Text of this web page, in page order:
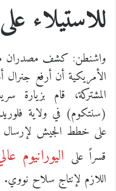
للاستيلاء
واشنطن: كشف مصدران
الأمريكية أن أرفع
المشتركة، قام بزيارة
(سنتكوم) في ولاية
على خطط الجيش لإرسال
قسراً على اليورانيوم
اللازم لإنتاج سلاح نووي.